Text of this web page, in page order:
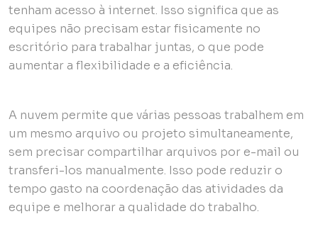
tenham acesso à internet. Isso significa que as
equipes não precisam estar fisicamente no
escritório para trabalhar juntas, o que pode
aumentar a flexibilidade e a eficiência.
A nuvem permite que várias pessoas trabalhem em
um mesmo arquivo ou projeto simultaneamente,
sem precisar compartilhar arquivos por e-mail ou
transferi-los manualmente. Isso pode reduzir o
tempo gasto na coordenação das atividades da
equipe e melhorar a qualidade do trabalho.